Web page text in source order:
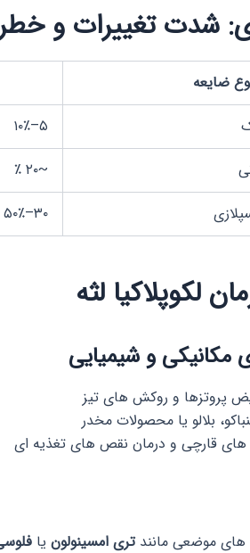
شدت تغییرات و
ضایعه
۵–۱۰٪
~۲۰ ٪
۳۰–۵۰٪
لکوپلاکیا لثه
و شیمیایی
پروتزها و روکش های تیز
بلالو یا محصولات مخدر
های قارچی و درمان نقص های تغذیه ای
های موضعی مانندتری امسینولون یا